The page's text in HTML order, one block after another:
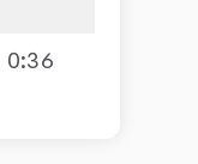
0:36